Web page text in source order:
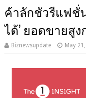
ค้าลักชัวรีแฟชั่
ได้’ ยอดขายสูง
Biznewsupdate May